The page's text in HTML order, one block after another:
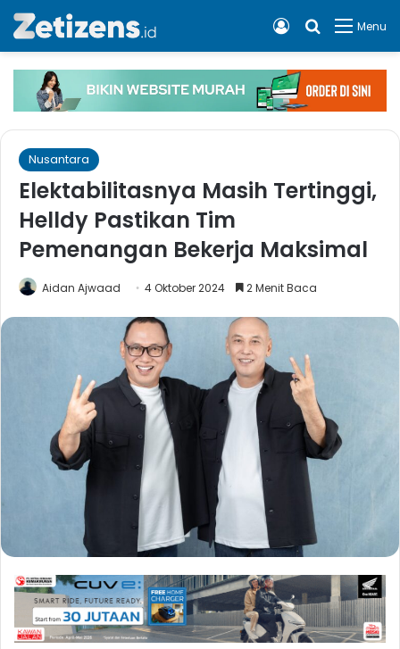
Menu
Cari apa,
Log In
Nusantara
Elektabilitasnya Masih Tertinggi,
Helldy Pastikan Tim
Pemenangan Bekerja Maksimal
Aidan Ajwaad 4 Oktober 2024 2 Menit Baca